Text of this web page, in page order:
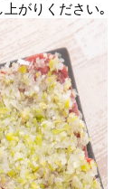
がりください｡